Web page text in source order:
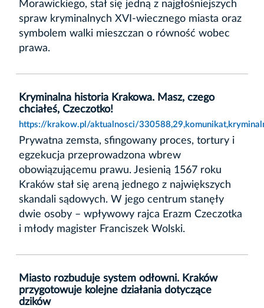
Morawickiego, stał się jedną z najgłośniejszych
spraw kryminalnych XVI-wiecznego miasta oraz
symbolem walki mieszczan o równość wobec
prawa.
Kryminalna historia Krakowa. Masz, czego
chciałeś, Czeczotko!
https://krakow.pl/aktualnosci/
Prywatna zemsta, sfingowany proces, tortury i
egzekucja przeprowadzona wbrew
obowiązującemu prawu. Jesienią 1567 roku
Kraków stał się areną jednego z największych
skandali sądowych. W jego centrum stanęły
dwie osoby – wpływowy rajca Erazm Czeczotka
i młody magister Franciszek Wolski.
Miasto rozbuduje system odłowni. Kraków
przygotowuje kolejne działania dotyczące
dzików